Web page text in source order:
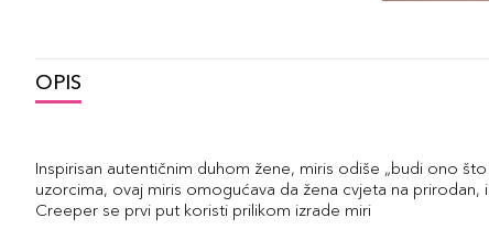
OPIS
Inspirisan autentičnim duhom žene, miris odiše „budi ono
uzorcima, ovaj miris omogućava da žena cvjeta na prirodan,
Creeper se prvi put koristi prilikom izrade miri